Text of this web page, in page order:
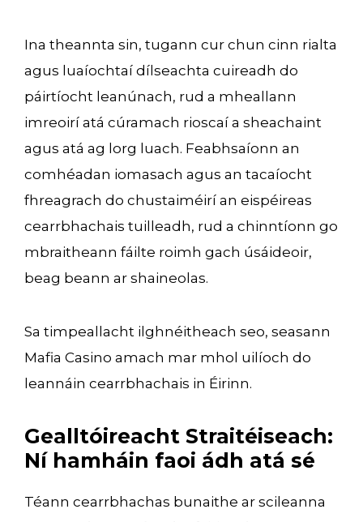
Ina theannta sin, tugann cur chun cinn rialta
agus luaíochtaí dílseachta cuireadh do
páirtíocht leanúnach, rud a mheallann
imreoirí atá cúramach rioscaí a sheachaint
agus atá ag lorg luach. Feabhsaíonn an
comhéadan iomasach agus an tacaíocht
fhreagrach do chustaiméirí an eispéireas
cearrbhachais tuilleadh, rud a chinntíonn go
mbraitheann fáilte roimh gach úsáideoir,
beag beann ar shaineolas.
Sa timpeallacht ilghnéitheach seo, seasann
Mafia Casino amach mar mhol uilíoch do
leannáin cearrbhachais in Éirinn.
Gealltóireacht Straitéiseach:
Ní hamháin faoi ádh atá sé
Téann cearrbhachas bunaithe ar scileanna